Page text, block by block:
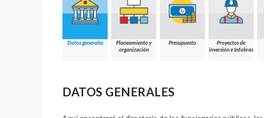
Datos generales
Planeamiento y
organización
Presupuesto
Proyectos de
inversión e Infobras
DATOS GENERALES